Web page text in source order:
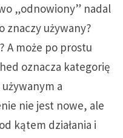
„odnowiony” nadal
znaczy używany?
A może po prostu
oznacza kategorię
a
nie jest nowe, ale
kątem działania i